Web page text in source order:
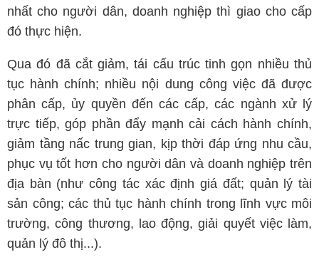
nhất cho người dân, doanh nghiệp thì giao cho cấp
đó thực hiện.
Qua đó đã cắt giảm, tái cấu trúc tinh gọn nhiều thủ
tục hành chính; nhiều nội dung công việc đã được
phân cấp, ủy quyền đến các cấp, các ngành xử lý
trực tiếp, góp phần đẩy mạnh cải cách hành chính,
giảm tầng nấc trung gian, kịp thời đáp ứng nhu cầu,
phục vụ tốt hơn cho người dân và doanh nghiệp trên
địa bàn (như công tác xác định giá đất; quản lý tài
sản công; các thủ tục hành chính trong lĩnh vực môi
trường, công thương, lao động, giải quyết việc làm,
quản lý đô thị...).